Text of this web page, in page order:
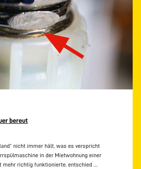
bereut
nicht immer hält, was es verspricht
in der Mietwohnung einer
mehr richtig funktionierte, entschied